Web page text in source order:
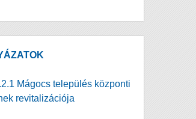
Mágocs település központi
revitalizációja